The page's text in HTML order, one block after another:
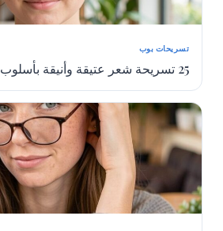
تسريحات بوب
25 تسريحة شعر عتيقة وأنيقة بأسلوب الفلابر